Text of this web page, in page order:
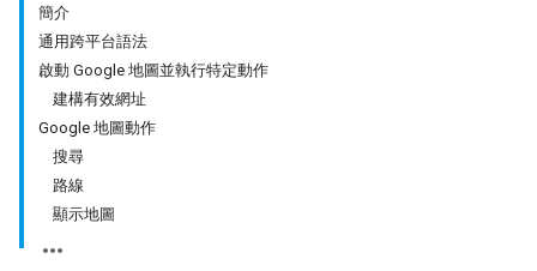
簡介
通用跨平台語法
啟動 Google 地圖並執行特定動作
建構有效網址
Google 地圖動作
搜尋
路線
顯示地圖